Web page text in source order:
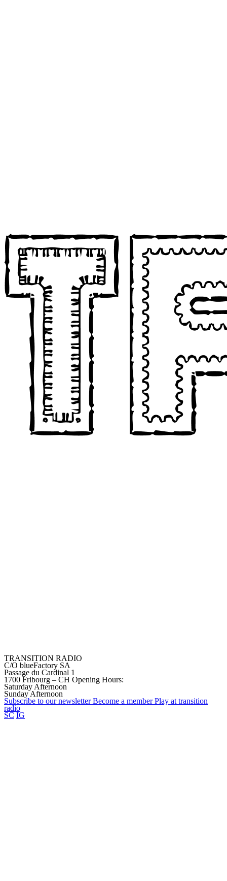
TRANSITION RADIO
C/O blueFactory SA
Passage du Cardinal 1
1700 Fribourg – CH Opening Hours:
Saturday Afternoon
Sunday Afternoon
Subscribe to ournewsletter Become a member Play at transition
radio
SC IG